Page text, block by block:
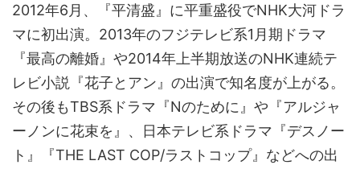
2012年6月、『平清盛』に平重盛役でNHK大河ドラ
マに初出演。2013年のフジテレビ系1月期ドラマ
『最高の離婚』や2014年上半期放送のNHK連続テ
レビ小説『花子とアン』の出演で知名度が上がる。
その後もTBS系ドラマ『Nのために』や『アルジャ
ーノンに花束を』、日本テレビ系ドラマ『デスノー
ト』『THE LAST COP/ラストコップ』などへの出